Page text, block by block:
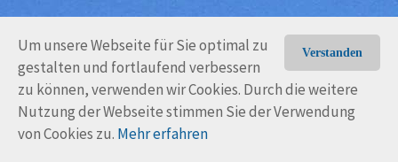
Verstanden
Um unsere Webseite für Sie optimal zu
gestalten und fortlaufend verbessern
zu können, verwenden wir Cookies. Durch die weitere
Nutzung der Webseite stimmen Sie der Verwendung
von Cookies zu. Mehr erfahren